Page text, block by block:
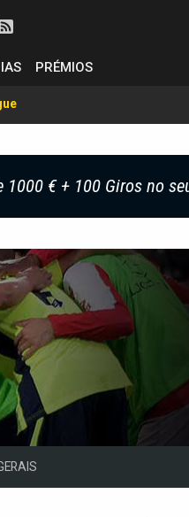
PRÉMIOS
€ + 100 Giros no